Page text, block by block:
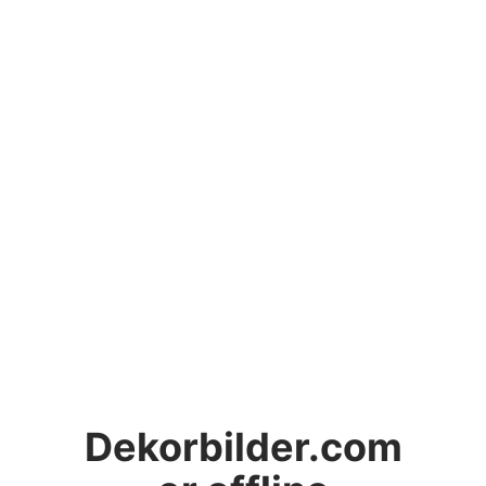
Dekorbilder.com